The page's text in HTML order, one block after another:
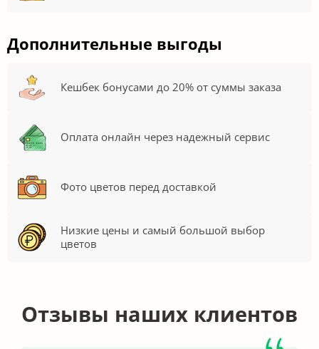
Дополнительные выгоды
Кешбек бонусами до 20% от суммы заказа
Оплата онлайн через надежный сервис
Фото цветов перед доставкой
Низкие цены и самый большой выбор
цветов
Отзывы наших клиентов